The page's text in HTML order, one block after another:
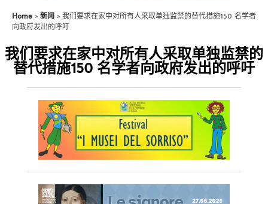
Home 新闻
我们要求在家中对所有人采取单独监禁的替代措施150 名学者
向政府发出的呼吁
我们要求在家中对所有人采取单独监禁的
替代措施150 名学者向政府发出的呼吁